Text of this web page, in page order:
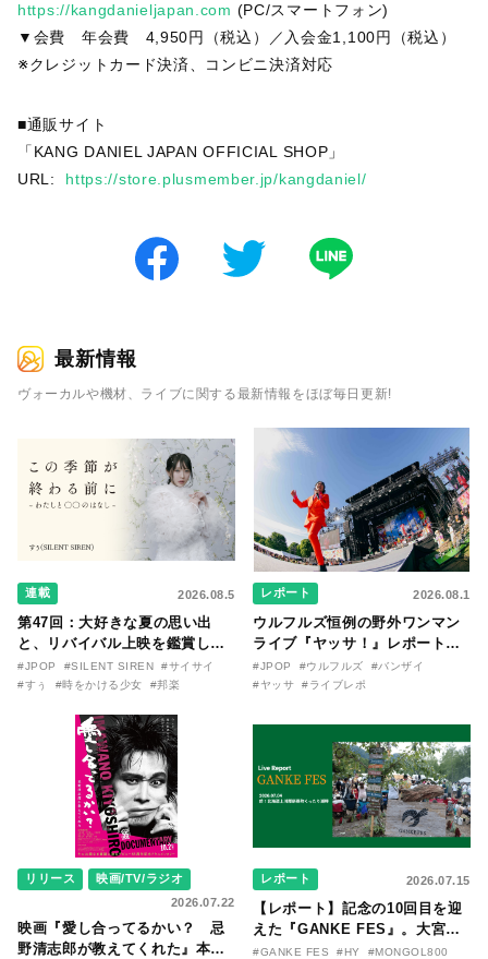
https://kangdanieljapan.com (PC/スマートフォン)
▼会費 年会費 4,950円（税込）／入会金1,100円（税込）
※クレジットカード決済、コンビニ決済対応
■通販サイト
「KANG DANIEL JAPAN OFFICIAL SHOP」
URL: https://store.plusmember.jp/kangdaniel/
最新情報
ヴォーカルや機材、ライブに関する最新情報をほぼ毎日更新!
連載 2026.08.5
第47回：大好きな夏の思い出
と、リバイバル上映を鑑賞した
『時をかける少女』のおはなし
〜SILENT SIREN・すぅ『この
〇のはなし〜』
#JPOP #SILENT SIREN
#サイサイ
#すぅ
#時をかける少女 #邦楽
レポート 2026.08.1
ウルフルズ恒例の野外ワンマン
ライブ『ヤッサ！』レポート！
リリースから30年を迎えたアル
バム『バンザイ』完全再現に、
た日。
#JPOP #ウルフルズ
#バンザイ
#ヤッサ
#ライブレポ
リリース
映画/TV/ラジオ
2026.07.22
映画『愛し合ってるかい？ 忌
野清志郎が教えてくれた』本予
レポート 2026.07.15
【レポート】記念の10回目を迎
えた『GANKE FES』。大宮エ
リー作『アイヌの神々の崖』を
#GANKE FES #HY
#MONGOL800